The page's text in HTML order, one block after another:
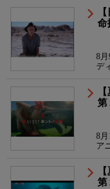
命
8月
デ
第
8月
ア
第